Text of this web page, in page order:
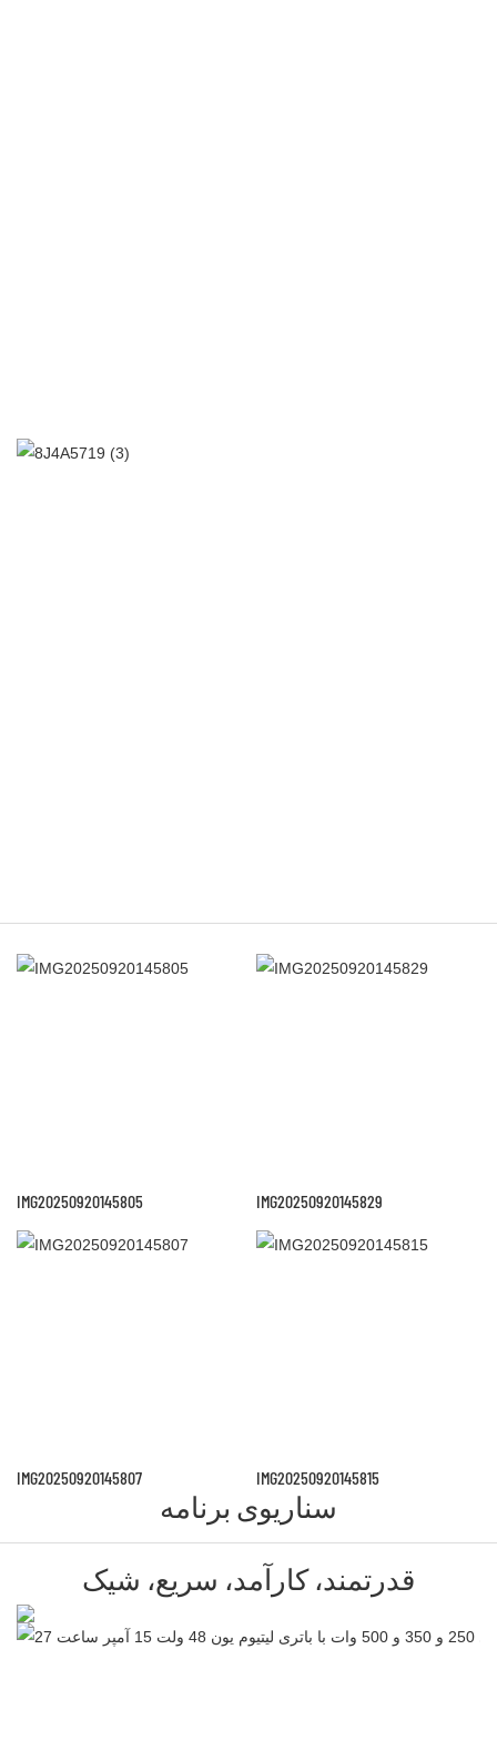
IMG20250920145805 IMG20250920145829
IMG20250920145807 IMG20250920145815
سناریوی برنامه
قدرتمند، کارآمد، سریع، شیک